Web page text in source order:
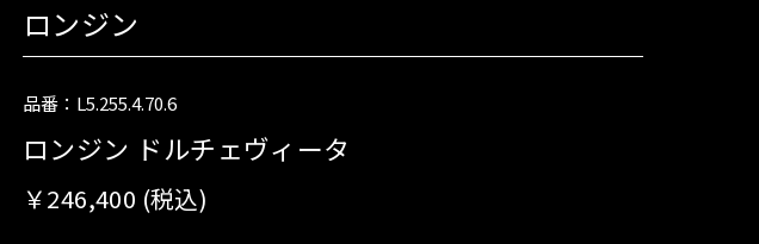
ロンジン
品番：L5.255.4.70.6
ロンジン ドルチェヴィータ
￥246,400 (税込)